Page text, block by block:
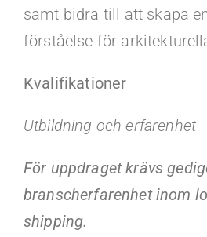
samt bidra till att skapa
förståelse för
Kvalifikationer
Utbildning och erfarenhet
För uppdraget krävs
branscherfarenhet inom
shipping.